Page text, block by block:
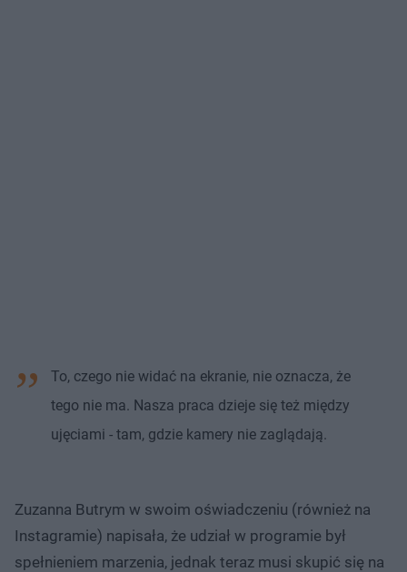
To, czego nie widać na ekranie, nie oznacza, że
tego nie ma. Nasza praca dzieje się też między
ujęciami - tam, gdzie kamery nie zaglądają.
Zuzanna Butrym w swoim oświadczeniu (również na
Instagramie) napisała, że udział w programie był
spełnieniem marzenia, jednak teraz musi skupić się na